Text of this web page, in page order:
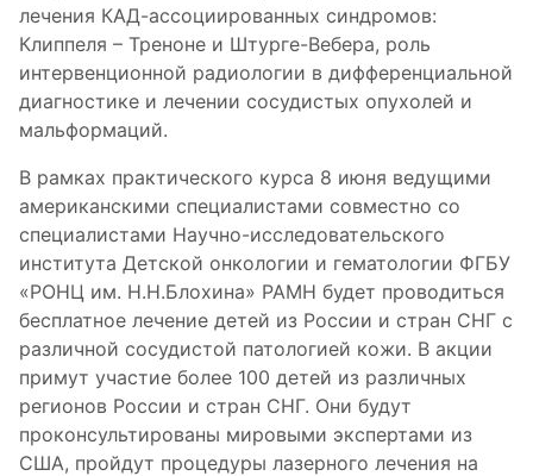
лечения КАД-ассоциированных синдромов:
Клиппеля – Треноне и Штурге-Вебера, роль
интервенционной радиологии в дифференциальной
диагностике и лечении сосудистых опухолей и
мальформаций.
В рамках практического курса 8 июня ведущими
американскими специалистами совместно со
специалистами Научно-исследовательского
института Детской онкологии и гематологии ФГБУ
«РОНЦ им. Н.Н.Блохина» РАМН будет проводиться
бесплатное лечение детей из России и стран СНГ с
различной сосудистой патологией кожи. В акции
примут участие более 100 детей из различных
регионов России и стран СНГ. Они будут
проконсультированы мировыми экспертами из
США, пройдут процедуры лазерного лечения на